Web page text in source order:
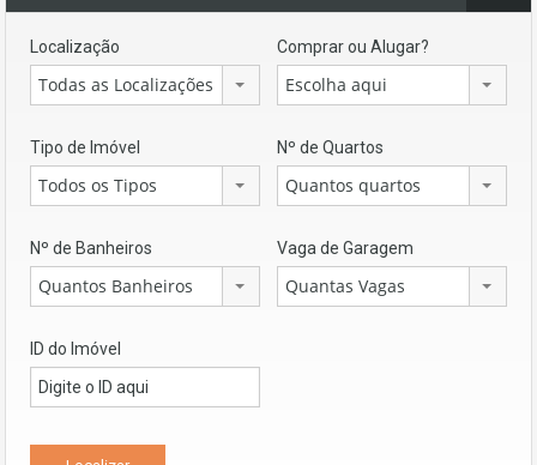
Localização
Todas as Localizações
Comprar ou Alugar?
Escolha aqui
Tipo de Imóvel
Todos os Tipos
Nº de Quartos
Quantos quartos
Nº de Banheiros
Quantos Banheiros
Vaga de Garagem
Quantas Vagas
ID do Imóvel